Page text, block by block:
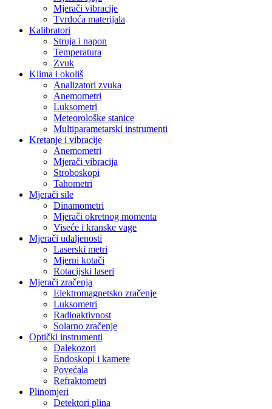
Mjerači vibracije
Tvrdoća materijala
Kalibratori
Struja i napon
Temperatura
Zvuk
Klima i okoliš
Analizatori zvuka
Anemometri
Luksometri
Meteorološke stanice
Multiparametarski instrumenti
Kretanje i vibracije
Anemometri
Mjerači vibracija
Stroboskopi
Tahometri
Mjerači sile
Dinamometri
Mjerači okretnog momenta
Viseće i kranske vage
Mjerači udaljenosti
Laserski metri
Mjerni kotači
Rotacijski laseri
Mjerači zračenja
Elektromagnetsko zračenje
Luksometri
Radioaktivnost
Solarno zračenje
Optički instrumenti
Dalekozori
Endoskopi i kamere
Povećala
Refraktometri
Plinomjeri
Detektori plina